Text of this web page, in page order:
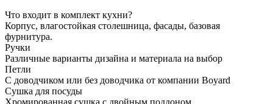
Что входит в комплект кухни?
Корпус, влагостойкая столешница, фасады, базовая
фурнитура.
Ручки
Различные варианты дизайна и материала на выбор
Петли
С доводчиком или без доводчика от компании Boyard
Сушка для посуды
Хромированная сушка с двойным поддоном